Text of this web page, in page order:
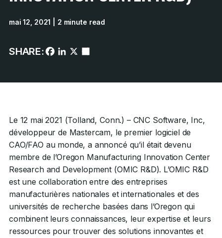
mai 12, 2021 | 2 minute read
SHARE:
Le 12 mai 2021 (Tolland, Conn.) – CNC Software, Inc,
développeur de Mastercam, le premier logiciel de
CAO/FAO au monde, a annoncé qu’il était devenu
membre de l’Oregon Manufacturing Innovation Center
Research and Development (OMIC R&D). L’OMIC R&D
est une collaboration entre des entreprises
manufacturières nationales et internationales et des
universités de recherche basées dans l’Oregon qui
combinent leurs connaissances, leur expertise et leurs
ressources pour trouver des solutions innovantes et